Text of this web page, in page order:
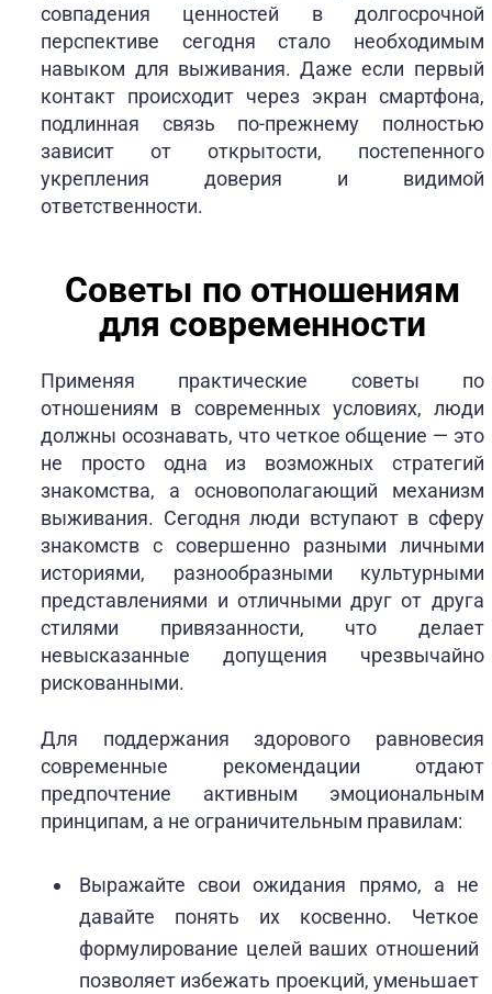
совпадения ценностей в долгосрочной
перспективе сегодня стало необходимым
навыком для выживания. Даже если первый
контакт происходит через экран смартфона,
подлинная связь по-прежнему полностью
зависит от открытости, постепенного
укрепления доверия и видимой
ответственности.
Советы по отношениям
для современности
Применяя практические советы по
отношениям в современных условиях, люди
должны осознавать, что четкое общение — это
не просто одна из возможных стратегий
знакомства, а основополагающий механизм
выживания. Сегодня люди вступают в сферу
знакомств с совершенно разными личными
историями, разнообразными культурными
представлениями и отличными друг от друга
стилями привязанности, что делает
невысказанные допущения чрезвычайно
рискованными.
Для поддержания здорового равновесия
современные рекомендации отдают
предпочтение активным эмоциональным
принципам, а не ограничительным правилам:
Выражайте свои ожидания прямо, а не
давайте понять их косвенно. Четкое
формулирование целей ваших отношений
позволяет избежать проекций, уменьшает